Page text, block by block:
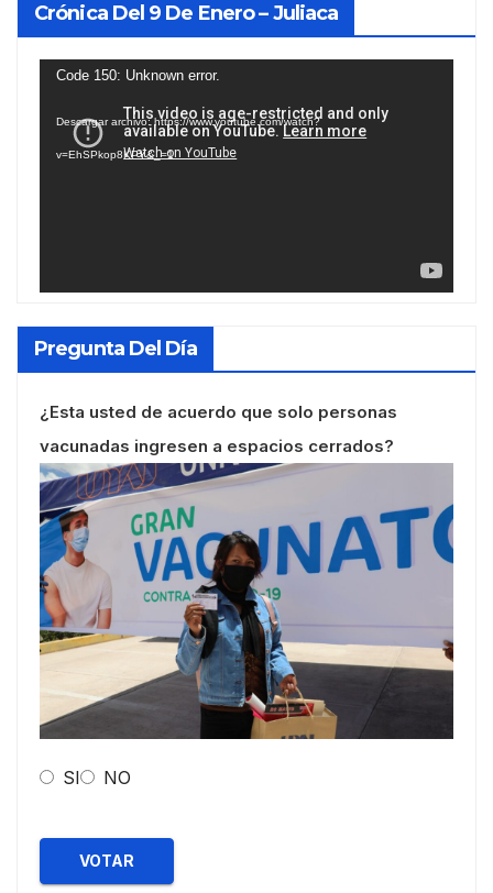
Crónica Del 9 De Enero – Juliaca
Reproductor
vídeo
Code 150: Unknown error.
Descargar archivo: https://www.youtube.com/watch?
v=EhSPkop8KPY&_=1
Pregunta Del Día
¿Esta usted de acuerdo que solo personas
vacunadas ingresen a espacios cerrados?
SI NO
VOTAR